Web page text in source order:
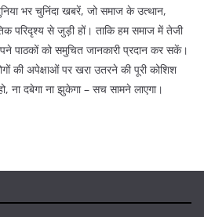
भर चुनिंदा खबरें, जो समाज के उत्थान,
परिदृश्य से जुड़ी हों। ताकि हम समाज में तेजी
को समुचित जानकारी प्रदान कर सकें।
की अपेक्षाओं पर खरा उतरने की पूरी कोशिश
ना दबेगा ना झुकेगा – सच सामने लाएगा।